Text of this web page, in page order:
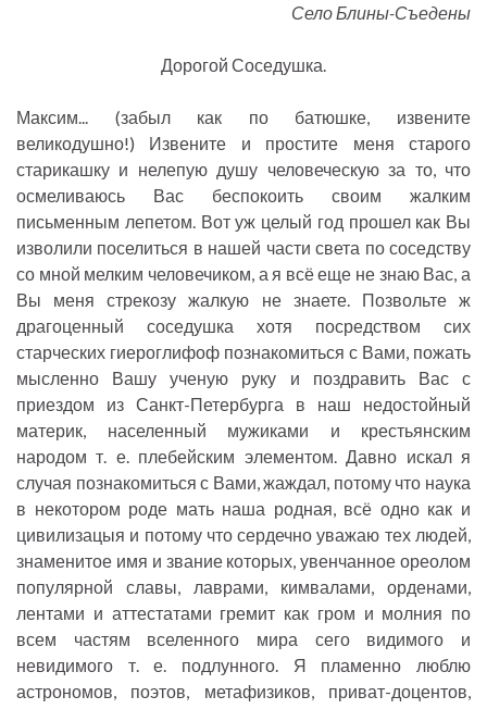
Село Блины-Съедены
Дорогой Соседушка.
Максим... (забыл как по батюшке, извените
великодушно!) Извените и простите меня старого
старикашку и нелепую душу человеческую за то, что
осмеливаюсь Вас беспокоить своим жалким
письменным лепетом. Вот уж целый год прошел как Вы
изволили поселиться в нашей части света по соседству
со мной мелким человечиком, а я всё еще не знаю Вас, а
Вы меня стрекозу жалкую не знаете. Позвольте ж
драгоценный соседушка хотя посредством сих
старческих гиероглифоф познакомиться с Вами, пожать
мысленно Вашу ученую руку и поздравить Вас с
приездом из Санкт-Петербурга в наш недостойный
материк, населенный мужиками и крестьянским
народом т. е. плебейским элементом. Давно искал я
случая познакомиться с Вами, жаждал, потому что наука
в некотором роде мать наша родная, всё одно как и
цивилизацыя и потому что сердечно уважаю тех людей,
знаменитое имя и звание которых, увенчанное ореолом
популярной славы, лаврами, кимвалами, орденами,
лентами и аттестатами гремит как гром и молния по
всем частям вселенного мира сего видимого и
невидимого т. е. подлунного. Я пламенно люблю
астрономов, поэтов, метафизиков, приват-доцентов,